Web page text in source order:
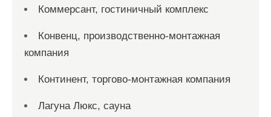
Коммерсант, гостиничный комплекс
Конвенц, производственно-монтажная
компания
Континент, торгово-монтажная компания
Лагуна Люкс, сауна